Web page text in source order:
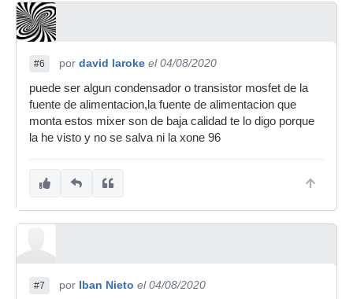
#6 por david laroke el 04/08/2020
puede ser algun condensador o transistor mosfet de la
fuente de alimentacion,la fuente de alimentacion que
monta estos mixer son de baja calidad te lo digo porque
la he visto y no se salva ni la xone 96
#7 por Iban Nieto el 04/08/2020